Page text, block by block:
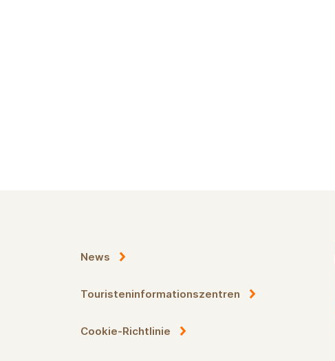
News
Touristeninformationszentren
Cookie-Richtlinie